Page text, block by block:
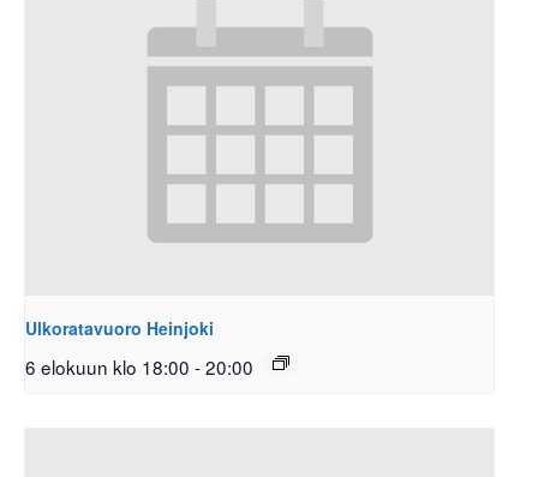
Ulkoratavuoro Heinjoki
6 elokuun klo 18:00 -20:00